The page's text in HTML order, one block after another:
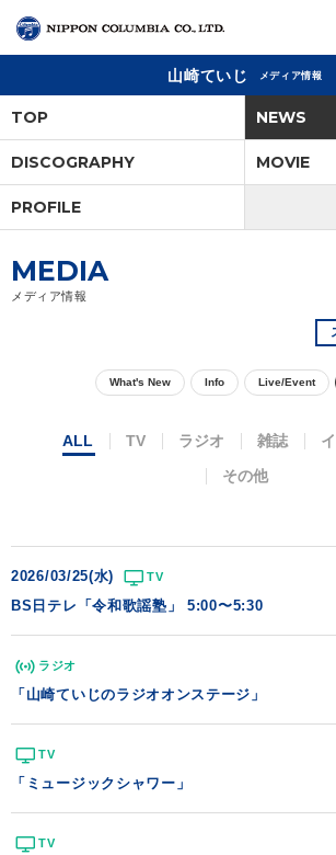
閉じる
アーティスト
ジャンル
サイトマップ
お問い合わせ
山崎ていじ メディア情報
TOP NEWS
DISCOGRAPHY MOVIE
PROFILE
MEDIA
メディア情報
What's New Info Live/Event
ALL TV ラジオ 雑誌
その他
2026/03/25(水) TV
BS日テレ「令和歌謡塾」 5:00〜5:30
ラジオ
「山崎ていじのラジオオンステージ」
TV
「ミュージックシャワー」
TV